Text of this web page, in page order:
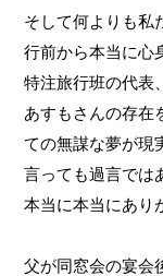
そして何よりも私
行前から本当に心
特注旅行班の代表
あすもさんの存在
ての無謀な夢が現
言っても過言では
本当に本当にあり
父が同窓会の宴会